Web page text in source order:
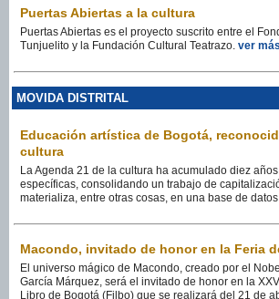
Puertas Abiertas a la cultura
Puertas Abiertas es el proyecto suscrito entre el
Tunjuelito y la Fundación Cultural Teatrazo. ver más
MOVIDA DISTRITAL
Educación artística de Bogotá,
cultura
La Agenda 21 de la cultura ha acumulado diez
específicas, consolidando un trabajo de
materializa, entre otras cosas, en una base de
Macondo, invitado de honor en la Feria
El universo mágico de Macondo, creado por el
García Márquez, será el invitado de honor en la
Libro de Bogotá (Filbo) que se realizará del 21 de